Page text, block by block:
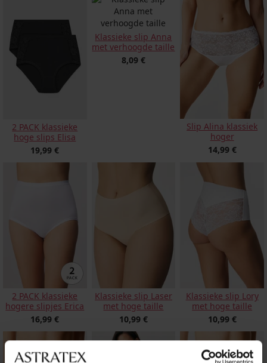
2 PACK klassieke
hoge slips Elisa
19,99 €
Klassieke slip Anna
met verhoogde taille
8,09 €
Slip Alina klassiek
hoger
14,99 €
2 PACK klassieke
hogere slipjes Erica
16,99 €
Klassieke slip Laser
met hoge taille
10,99 €
Klassieke slip Lory
met hoge taille
10,99 €